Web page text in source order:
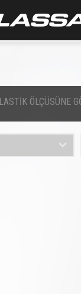
LASTİK ÖLÇÜSÜNE